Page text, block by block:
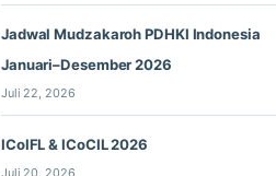
Jadwal Mudzakaroh PDHKI Indonesia
Januari–Desember 2026
Juli 22, 2026
ICoIFL & ICoCIL 2026
Juli 20, 2026